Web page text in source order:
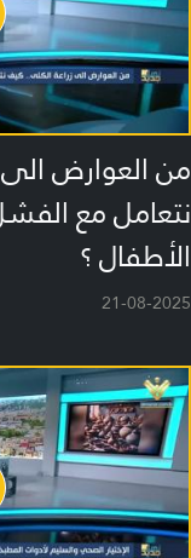
من العوارض
نتعامل مع
الأطفال ؟
21-08-2025